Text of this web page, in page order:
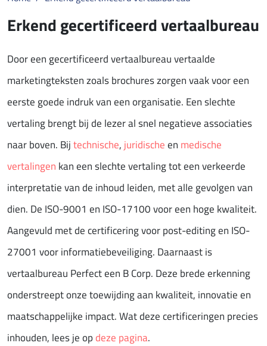
Erkend gecertificeerd vertaalbureau
Door een gecertificeerd vertaalbureau vertaalde
marketingteksten zoals brochures zorgen vaak voor een
eerste goede indruk van een organisatie. Een slechte
vertaling brengt bij de lezer al snel negatieve associaties
naar boven. Bijtechnische, juridischeen medische
vertalingen kan een slechte vertaling tot een verkeerde
interpretatie van de inhoud leiden, met alle gevolgen van
dien. De ISO-9001 en ISO-17100 voor een hoge kwaliteit.
Aangevuld met de certificering voor post-editing en ISO-
27001 voor informatiebeveiliging. Daarnaast is
vertaalbureau Perfect een B Corp. Deze brede erkenning
onderstreept onze toewijding aan kwaliteit, innovatie en
maatschappelijke impact. Wat deze certificeringen precies
inhouden, lees je op deze pagina.